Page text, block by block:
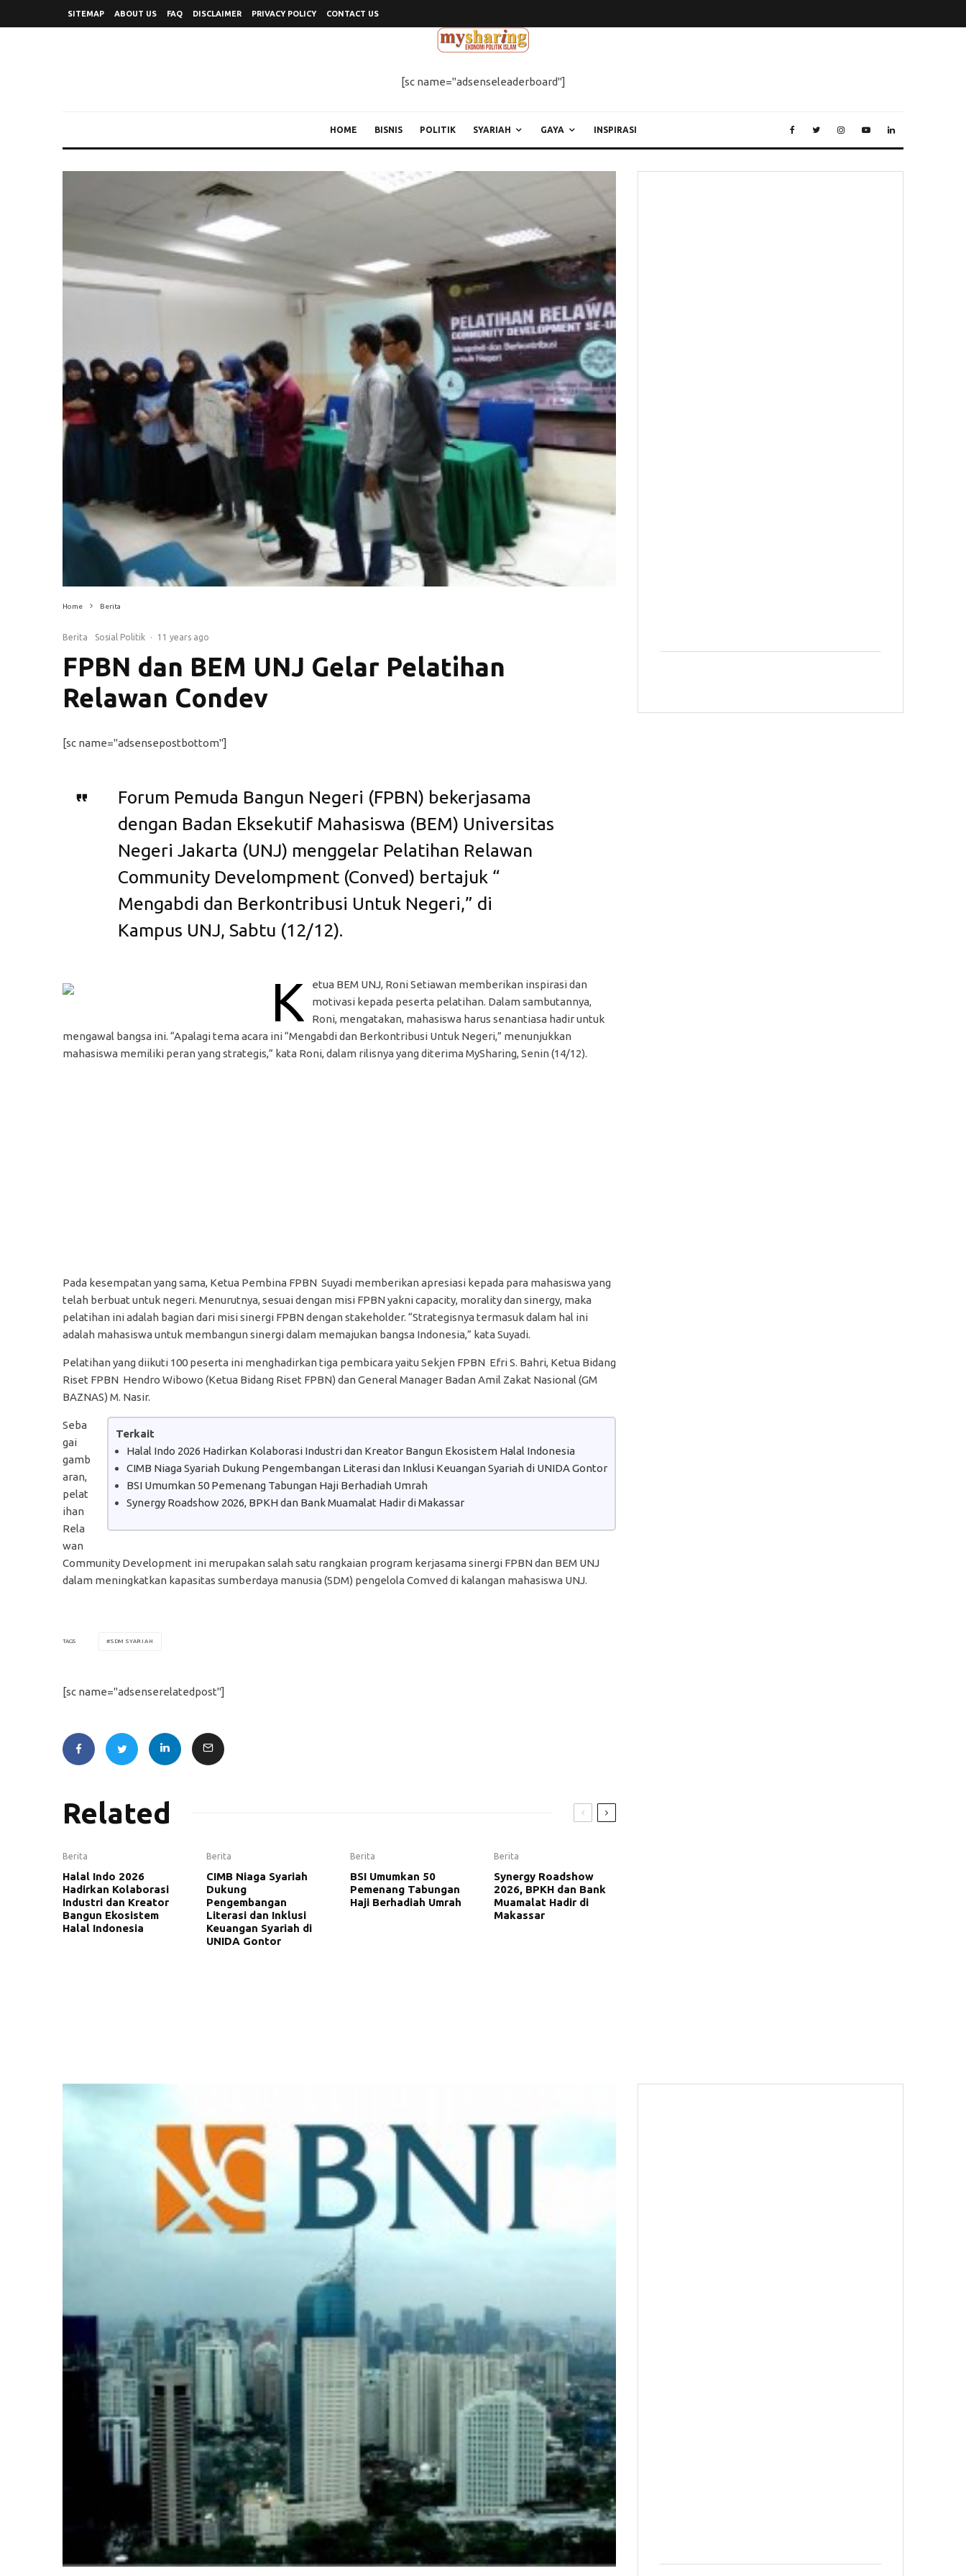
SITEMAP ABOUT US FAQ DISCLAIMER PRIVACY POLICY CONTACT US
[sc name="adsenseleaderboard"]
HOME BISNIS POLITIK SYARIAH GAYA INSPIRASI
Home Berita
Berita Sosial Politik · 11 years ago
FPBN dan BEM UNJ Gelar Pelatihan
Relawan Condev
[sc name="adsensepostbottom"]
Forum Pemuda Bangun Negeri (FPBN) bekerjasama
dengan Badan Eksekutif Mahasiswa (BEM) Universitas
Negeri Jakarta (UNJ) menggelar Pelatihan Relawan
Community Develompment (Conved) bertajuk “
Mengabdi dan Berkontribusi Untuk Negeri,” di
Kampus UNJ, Sabtu (12/12).
K
etua BEM UNJ, Roni Setiawan memberikan inspirasi dan
motivasi kepada peserta pelatihan. Dalam sambutannya,
Roni, mengatakan, mahasiswa harus senantiasa hadir untuk
mengawal bangsa ini. “Apalagi tema acara ini “Mengabdi dan Berkontribusi Untuk Negeri,” menunjukkan
mahasiswa memiliki peran yang strategis,” kata Roni, dalam rilisnya yang diterima MySharing, Senin (14/12).
Pada kesempatan yang sama, Ketua Pembina FPBN Suyadi memberikan apresiasi kepada para mahasiswa yang
telah berbuat untuk negeri. Menurutnya, sesuai dengan misi FPBN yakni capacity, morality dan sinergy, maka
pelatihan ini adalah bagian dari misi sinergi FPBN dengan stakeholder. “Strategisnya termasuk dalam hal ini
adalah mahasiswa untuk membangun sinergi dalam memajukan bangsa Indonesia,” kata Suyadi.
Pelatihan yang diikuti 100 peserta ini menghadirkan tiga pembicara yaitu Sekjen FPBN Efri S. Bahri, Ketua Bidang
Riset FPBN Hendro Wibowo (Ketua Bidang Riset FPBN) dan General Manager Badan Amil Zakat Nasional (GM
BAZNAS) M. Nasir.
Terkait
Halal Indo 2026 Hadirkan Kolaborasi Industri dan Kreator Bangun Ekosistem Halal Indonesia
CIMB Niaga Syariah Dukung Pengembangan Literasi dan Inklusi Keuangan Syariah di UNIDA Gontor
BSI Umumkan 50 Pemenang Tabungan Haji Berhadiah Umrah
Synergy Roadshow 2026, BPKH dan Bank Muamalat Hadir di Makassar
Seba
gai
gamb
aran,
pelat
ihan
Rela
wan
Community Development ini merupakan salah satu rangkaian program kerjasama sinergi FPBN dan BEM UNJ
dalam meningkatkan kapasitas sumberdaya manusia (SDM) pengelola Comved di kalangan mahasiswa UNJ.
TAGS SDM SYARIAH
[sc name="adsenserelatedpost"]
Related
Berita
Halal Indo 2026
Hadirkan Kolaborasi
Industri dan Kreator
Bangun Ekosistem
Halal Indonesia
Berita
CIMB Niaga Syariah
Dukung
Pengembangan
Literasi dan Inklusi
Keuangan Syariah di
UNIDA Gontor
Berita
BSI Umumkan 50
Pemenang Tabungan
Haji Berhadiah Umrah
Berita
Synergy Roadshow
2026, BPKH dan Bank
Muamalat Hadir di
Makassar